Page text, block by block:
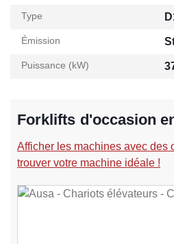
Type
Émission
Puissance (kW)
Forklifts d'occasion
Afficher les machines avec des
trouver votre machine idéale !